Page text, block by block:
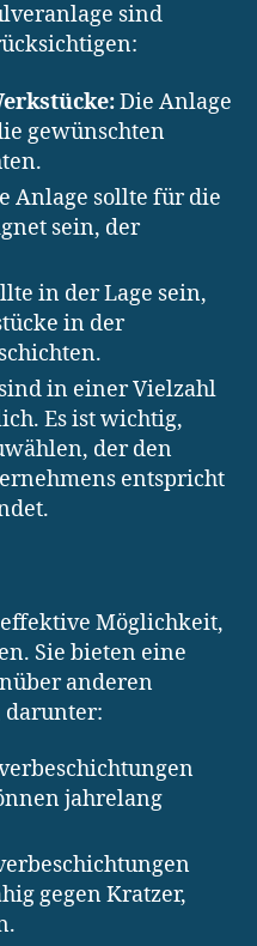
sind
Die Anlage
gewünschten
Anlage sollte für die
sein, der
in der Lage sein,
in der
in einer Vielzahl
Es ist wichtig,
der den
entspricht
Möglichkeit,
Sie bieten eine
anderen
darunter:
jahrelang
gegen Kratzer,